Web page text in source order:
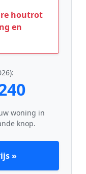
houtrot
en
woning in
knop.
»